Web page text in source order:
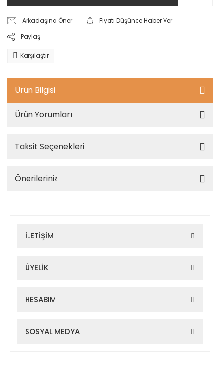
Arkadaşına Öner
Fiyatı Düşünce Haber Ver
Paylaş
Karşılaştır
Ürün Bilgisi
Ürün Yorumları
Taksit Seçenekleri
Önerileriniz
İLETİŞİM
ÜYELİK
HESABIM
SOSYAL MEDYA